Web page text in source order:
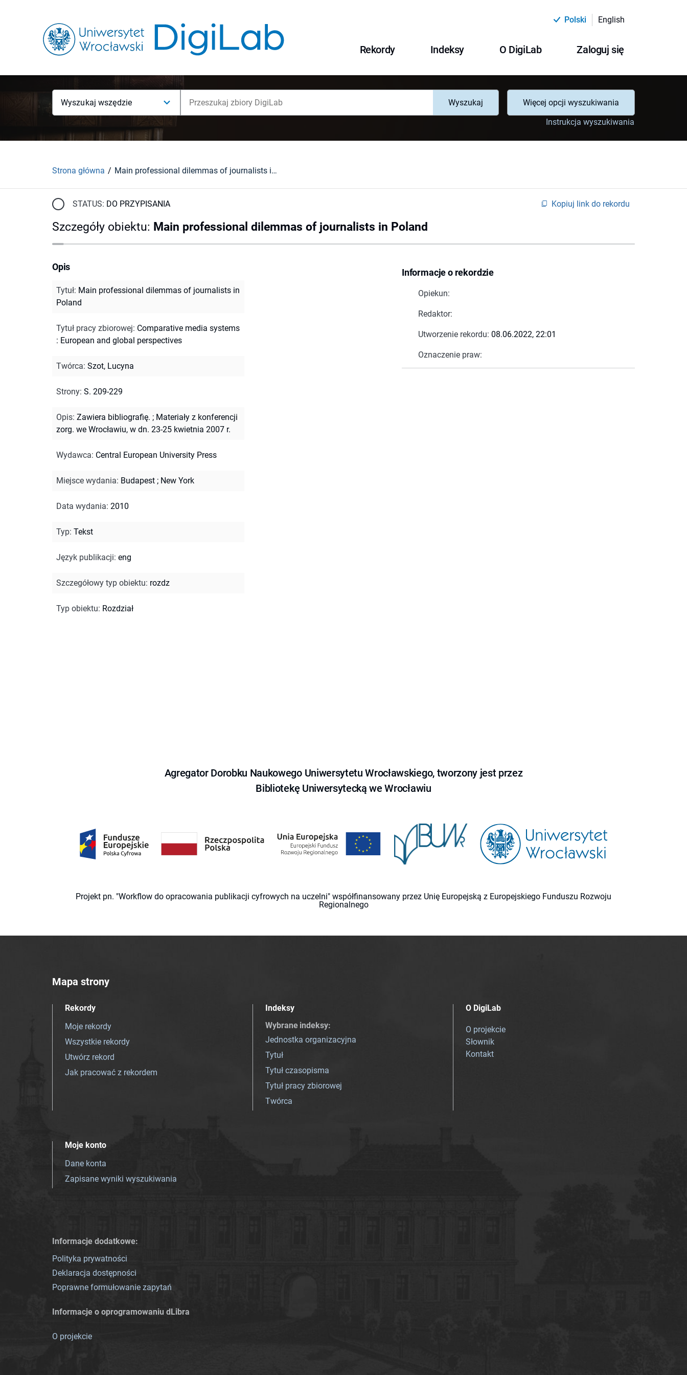
Polski English
Rekordy Indeksy O DigiLab Zaloguj się
Wyszukaj wszędzie Wyszukaj
Więcej opcji wyszukiwania
Instrukcja wyszukiwania
Strona główna Main professional dilemmas of journalists in Poland
STATUS: DO PRZYPISANIA Kopiuj link do rekordu
Szczegóły obiektu: Main professional dilemmas of journalists in Poland
Informacje o rekordzie
Opiekun:
Redaktor:
Utworzenie rekordu: 08.06.2022, 22:01
Oznaczenie praw:
Opis
Tytuł: Main professional dilemmas of journalists in
Poland
Tytuł pracy zbiorowej: Comparative media systems
: European and global perspectives
Twórca: Szot, Lucyna
Strony: S. 209-229
Opis: Zawiera bibliografię. ; Materiały z konferencji
zorg. we Wrocławiu, w dn. 23-25 kwietnia 2007 r.
Wydawca: Central European University Press
Miejsce wydania: Budapest ; New York
Data wydania: 2010
Typ: Tekst
Język publikacji: eng
Szczegółowy typ obiektu: rozdz
Typ obiektu: Rozdział
Agregator Dorobku Naukowego Uniwersytetu Wrocławskiego, tworzony jest przez
Bibliotekę Uniwersytecką we Wrocławiu
Projekt pn. "Workflow do opracowania publikacji cyfrowych na uczelni" współfinansowany przez Unię Europejską z Europejskiego Funduszu Rozwoju
Regionalnego
Mapa strony
Rekordy
Moje rekordy
Wszystkie rekordy
Utwórz rekord
Jak pracować z rekordem
Indeksy
Wybrane indeksy:
Jednostka organizacyjna
Tytuł
Tytuł czasopisma
Tytuł pracy zbiorowej
Twórca
O DigiLab
O projekcie
Słownik
Kontakt
Moje konto
Dane konta
Zapisane wyniki wyszukiwania
Informacje dodatkowe:
Polityka prywatności
Deklaracja dostępności
Poprawne formułowanie zapytań
Informacje o oprogramowaniu dLibra
O projekcie